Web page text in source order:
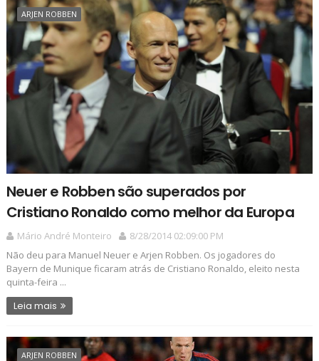
ARJEN ROBBEN
Neuer e Robben são superados por
Cristiano Ronaldo como melhor da Europa
Mário André Monteiro
8/28/2014 02:09:00 PM
Não deu para Manuel Neuer e Arjen Robben. Os jogadores do
Bayern de Munique ficaram atrás de Cristiano Ronaldo, eleito nesta
quinta-feira ...
Leia mais
ARJEN ROBBEN